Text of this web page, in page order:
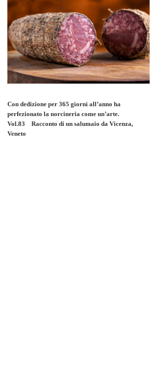
Con dedizione per 365 giorni all’anno ha
perfezionato la norcineria come un’arte.
Vol.83 Racconto di un salumaio da Vicenza,
Veneto